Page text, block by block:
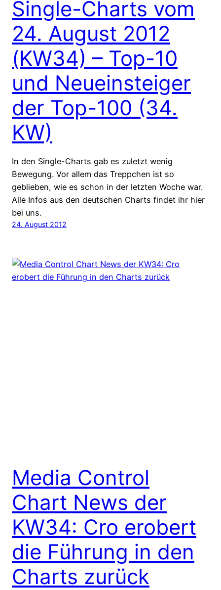
Single-Charts vom
24. August 2012
(KW34) – Top-10
und Neueinsteiger
der Top-100 (34.
KW)
In den Single-Charts gab es zuletzt wenig
Bewegung. Vor allem das Treppchen ist so
geblieben, wie es schon in der letzten Woche war.
Alle Infos aus den deutschen Charts findet ihr hier
bei uns.
24. August 2012
Media Control
Chart News der
KW34: Cro erobert
die Führung in den
Charts zurück